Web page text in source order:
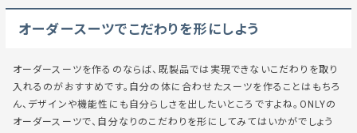
オーダースーツでこだわりを形にしよう
オーダースーツを作るのならば、既製品では実現できないこだわりを取り
入れるのがおすすめです。自分の体に合わせたスーツを作ることはもちろ
ん、デザインや機能性にも自分らしさを出したいところですよね。ONLYの
オーダースーツで、自分なりのこだわりを形にしてみてはいかがでしょう